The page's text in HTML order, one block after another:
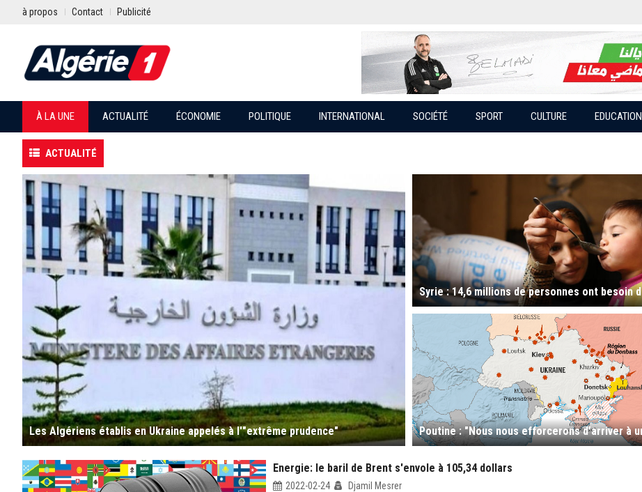
à propos Contact Publicité
À LA UNE ACTUALITÉ ÉCONOMIE POLITIQUE INTERNATIONAL SOCIÉTÉ SPORT CULTURE EDUCATION
ACTUALITÉ
Les Algériens établis en Ukraine appelés à l'"extrême prudence"
Energie: le baril de Brent s'envole à 105,34 dollars
2022-02-24 Djamil Mesrer